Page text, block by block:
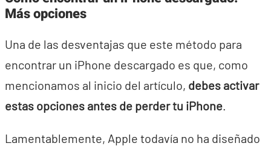
Más opciones
Una de las desventajas que este método para
encontrar un iPhone descargado es que, como
mencionamos al inicio del artículo, debes activar
estas opciones antes de perder tu iPhone.
Lamentablemente, Apple todavía no ha diseñado